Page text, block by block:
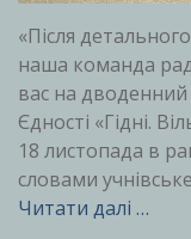
«Після
наша команда
вас на
Єдності «Гідні.
18 листопада в
словами
Читати далі …